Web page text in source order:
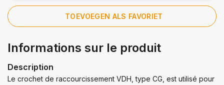
TOEVOEGEN ALS FAVORIET
Informations sur le produit
Description
Le crochet de raccourcissement VDH, type CG, est utilisé pour